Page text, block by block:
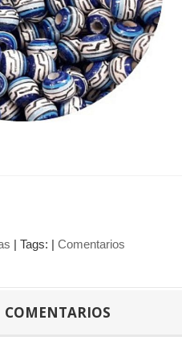
| Tags: | Comentarios
COMENTARIOS